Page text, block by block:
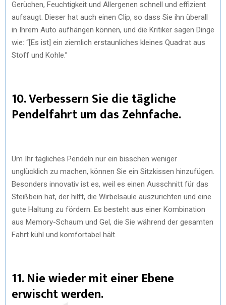
Gerüchen, Feuchtigkeit und Allergenen schnell und effizient
aufsaugt. Dieser hat auch einen Clip, so dass Sie ihn überall
in Ihrem Auto aufhängen können, und die Kritiker sagen Dinge
wie: “[Es ist] ein ziemlich erstaunliches kleines Quadrat aus
Stoff und Kohle.”
10. Verbessern Sie die tägliche
Pendelfahrt um das Zehnfache.
Um Ihr tägliches Pendeln nur ein bisschen weniger
unglücklich zu machen, können Sie ein Sitzkissen hinzufügen.
Besonders innovativ ist es, weil es einen Ausschnitt für das
Steißbein hat, der hilft, die Wirbelsäule auszurichten und eine
gute Haltung zu fördern. Es besteht aus einer Kombination
aus Memory-Schaum und Gel, die Sie während der gesamten
Fahrt kühl und komfortabel hält.
11. Nie wieder mit einer Ebene
erwischt werden.